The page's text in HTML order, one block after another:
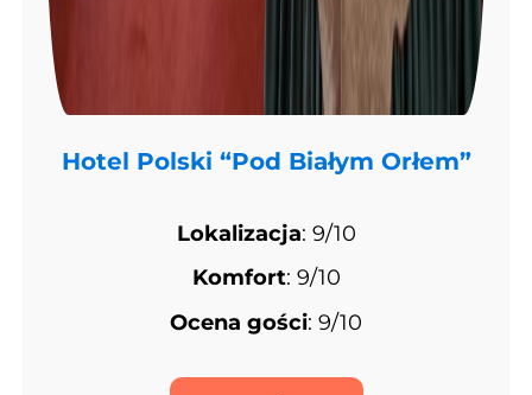
Hotel Polski “Pod Białym Orłem”
Lokalizacja: 9/10
Komfort: 9/10
Ocena gości: 9/10